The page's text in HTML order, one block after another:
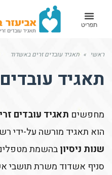
תפריט
ראשי » תאגיד עובדים זרים באשדוד
תאגיד
מחפשים תאגיד עובדים
הוא תאגיד מורשה על-ידי
שנות ניסיוןבהשמת מטפלים
סניף אשדוד משרת תושבי